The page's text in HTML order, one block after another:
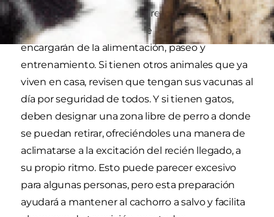
También debes preparar al resto de la familia:
Discutan qué miembros de la familia se
encargarán de la alimentación, paseo y
entrenamiento. Si tienen otros animales que ya
viven en casa, revisen que tengan sus vacunas al
día por seguridad de todos. Y si tienen gatos,
deben designar una zona libre de perro a donde
se puedan retirar, ofreciéndoles una manera de
aclimatarse a la excitación del recién llegado, a
su propio ritmo. Esto puede parecer excesivo
para algunas personas, pero esta preparación
ayudará a mantener al cachorro a salvo y facilita